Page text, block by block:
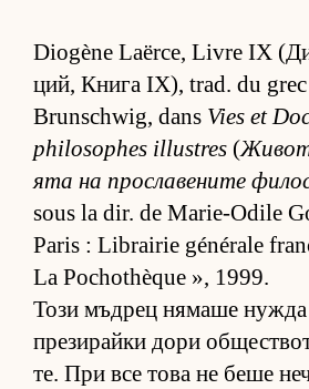
Diogène Laërce, Livre IX
ций, Книга IX), trad. du grec
Brunschwig, dans Vies et
philosophes illustres (
ята на прос­ла­ве­ните
sous la dir. de Marie-Odile
Paris : Librairie générale
La Pochothèque », 1999.
Този мъд­рец ня­маше нужда
пре­зи­райки дори
те. При все това не беше